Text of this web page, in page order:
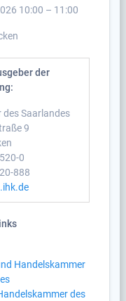
10:00 – 11:00
der
Saarlandes
9
0
888
Handelskammer
des